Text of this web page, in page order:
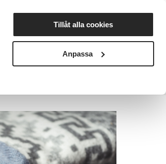
Tillåt alla cookies
Anpassa
Nyheter Avdelningar